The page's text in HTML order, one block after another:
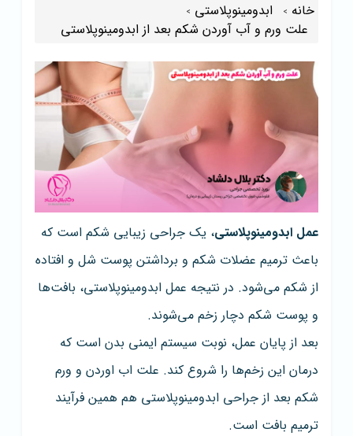
خانه
ابدومینوپلاستی
علت ورم و آب آوردن شکم بعد از ابدومینوپلاستی
عمل ابدومینوپلاستی، یک جراحی زیبایی شکم است که
باعث ترمیم عضلات شکم و برداشتن پوست شل و افتاده
از شکم می‌شود. در نتیجه عمل ابدومینوپلاستی، بافت‌ها
و پوست شکم دچار زخم می‌شوند.
بعد از پایان عمل، نوبت سیستم ایمنی بدن است که
درمان این زخم‌ها را شروع کند. علت اب اوردن و ورم
شکم بعد از جراحی ابدومینوپلاستی هم همین فرآیند
ترمیم بافت است.